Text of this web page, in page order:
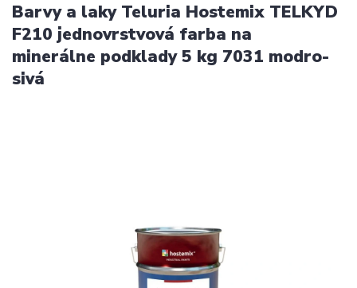
Barvy a laky Teluria Hostemix TELKYD
F210 jednovrstvová farba na
minerálne podklady 5 kg 7031 modro-
sivá